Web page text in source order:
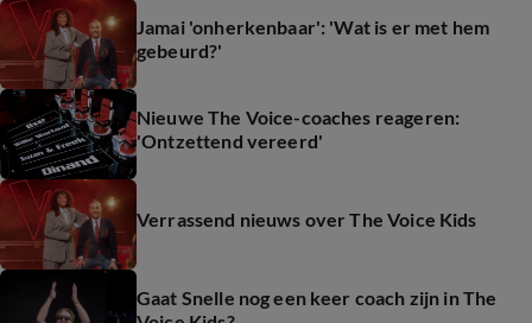
Jamai 'onherkenbaar': 'Wat is er met hem
gebeurd?'
Nieuwe The Voice-coaches reageren:
'Ontzettend vereerd'
Verrassend nieuws over The Voice Kids
Gaat Snelle nog een keer coach zijn in The